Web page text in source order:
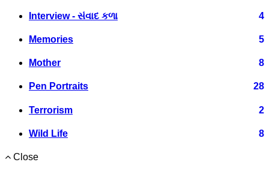
Interview - સંવાદ કળા 4
Memories 5
Mother 8
Pen Portraits 28
Terrorism 2
Wild Life 8
Close